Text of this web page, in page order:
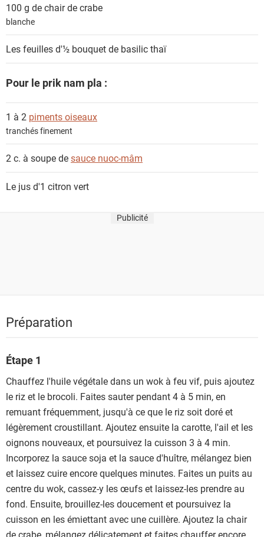
100 g de chair decrabe
blanche
Les feuilles d'½ bouquet de basilic thaï
Pour le prik nam pla :
1 à 2 piments oiseaux
tranchés finement
2 c. à soupe desauce nuoc-mâm
Le jus d'1 citron vert
Publicité
Préparation
Étape 1
Chauffez l'huile végétale dans un wok à feu vif, puis ajoutez
le riz et le brocoli. Faites sauter pendant 4 à 5 min, en
remuant fréquemment, jusqu'à ce que le riz soit doré et
légèrement croustillant. Ajoutez ensuite la carotte, l'ail et les
oignons nouveaux, et poursuivez la cuisson 3 à 4 min.
Incorporez la sauce soja et la sauce d'huître, mélangez bien
et laissez cuire encore quelques minutes. Faites un puits au
centre du wok, cassez-y les œufs et laissez-les prendre au
fond. Ensuite, brouillez-les doucement et poursuivez la
cuisson en les émiettant avec une cuillère. Ajoutez la chair
de crabe, mélangez délicatement et faites chauffer encore